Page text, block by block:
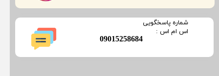
​09015258684
​شماره پاسخگویی
​​​​​اس ام اس :